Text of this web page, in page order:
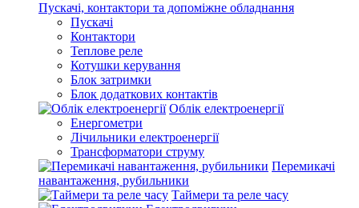
Пускачі, контактори та допоміжне обладнання
Пускачі
Контактори
Теплове реле
Котушки керування
Блок затримки
Блок додаткових контактів
Облік електроенергії
Енергометри
Лічильники електроенергії
Трансформатори струму
Перемикачі
навантаження, рубильники
Таймери та реле часу